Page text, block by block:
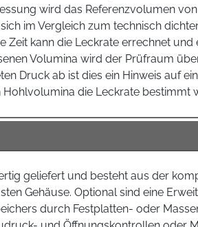
wird das Referenzvolumen
im Vergleich zum technisch
Zeit kann die Leckrate errechnet
Volumina wird der Prüfraum
Druck ab ist dies ein Hinweis auf
die Leckrate bestimmt
geliefert und besteht aus der
Gehäuse. Optional sind eine
durch Festplatten- oder